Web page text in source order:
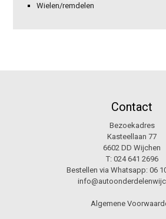
Wielen/remdelen
Contact
Bezoekadres
Kasteellaan 77
6602 DD Wijchen
T: 024 641 2696
Bestellen via Whatsapp: 06
Algemene